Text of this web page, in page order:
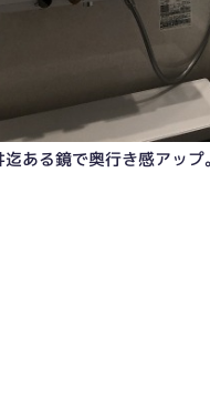
迄ある鏡で奥行き感アッ